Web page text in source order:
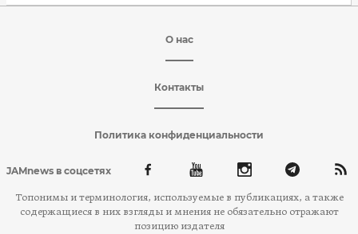
О нас
Контакты
Политика конфиденциальности
JAMnews в соцсетях
Топонимы и терминология, используемые в публикациях, а также
содержащиеся в них взгляды и мнения не обязательно отражают
позицию издателя